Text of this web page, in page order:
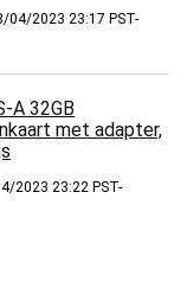
04/2023 23:17 PST-
A 32GB
met adapter,
2023 23:22 PST-